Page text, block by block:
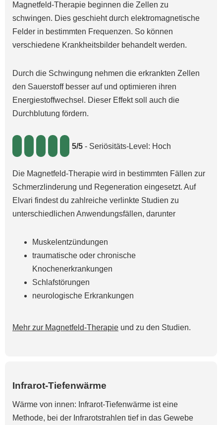
Magnetfeld-Therapie beginnen die Zellen zu
schwingen. Dies geschieht durch elektromagnetische
Felder in bestimmten Frequenzen. So können
verschiedene Krankheitsbilder behandelt werden.
Durch die Schwingung nehmen die erkrankten Zellen
den Sauerstoff besser auf und optimieren ihren
Energiestoffwechsel. Dieser Effekt soll auch die
Durchblutung fördern.
5/5 - Seriösitäts-Level: Hoch
Die Magnetfeld-Therapie wird in bestimmten Fällen zur
Schmerzlinderung und Regeneration eingesetzt. Auf
Elvari findest du zahlreiche verlinkte Studien zu
unterschiedlichen Anwendungsfällen, darunter
Muskelentzündungen
traumatische oder chronische
Knochenerkrankungen
Schlafstörungen
neurologische Erkrankungen
Mehr zur Magnetfeld-Therapie und zu den Studien.
Infrarot-Tiefenwärme
Wärme von innen: Infrarot-Tiefenwärme ist eine
Methode, bei der Infrarotstrahlen tief in das Gewebe